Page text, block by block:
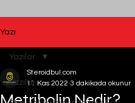
Yazı
Yazılar
Yazılar
Steroidbul.com
11 Kas 2022 3 dakikada okunur